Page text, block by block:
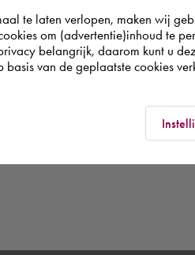
te laten verlopen, maken wij
om (advertentie)inhoud te
belangrijk, daarom kunt u
van de geplaatste cookies